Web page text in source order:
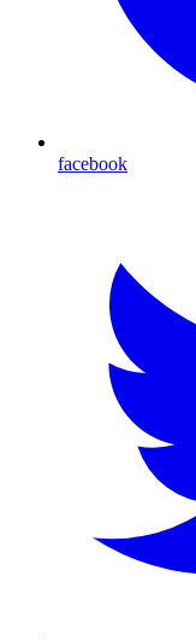
facebook